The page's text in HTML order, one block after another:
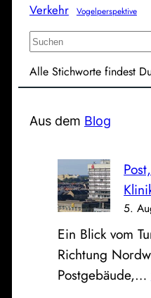
Verkehr Vogelperspektive
S
c
e
Alle Stichworte findest
Aus dem Blog
5.
Ein Blick vom
Richtung
Postgebäude,…